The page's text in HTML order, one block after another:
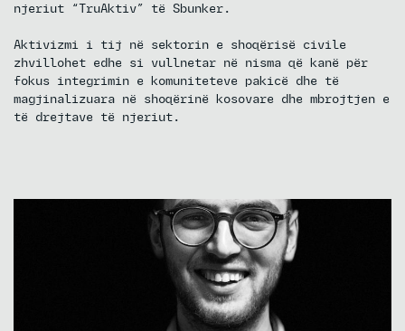
njeriut “TruAktiv” të Sbunker.
Aktivizmi i tij në sektorin e shoqërisë civile
zhvillohet edhe si vullnetar në nisma që kanë për
fokus integrimin e komuniteteve pakicë dhe të
magjinalizuara në shoqërinë kosovare dhe mbrojtjen e
të drejtave të njeriut.